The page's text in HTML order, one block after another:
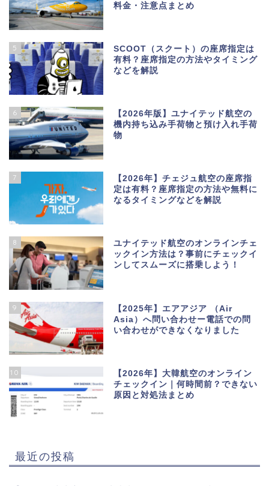
料金・注意点まとめ
5
SCOOT（スクート）の座席指定は
有料？座席指定の方法やタイミング
などを解説
6
【2026年版】ユナイテッド航空の
機内持ち込み手荷物と預け入れ手荷
物
7
【2026年】チェジュ航空の座席指
定は有料？座席指定の方法や無料に
なるタイミングなどを解説
8
ユナイテッド航空のオンラインチェ
ックイン方法は？事前にチェックイ
ンしてスムーズに搭乗しよう！
9
【2025年】エアアジア （Air
Asia）へ問い合わせー電話での問
い合わせができなくなりました
10
【2026年】大韓航空のオンライン
チェックイン｜何時間前？できない
原因と対処法まとめ
最近の投稿